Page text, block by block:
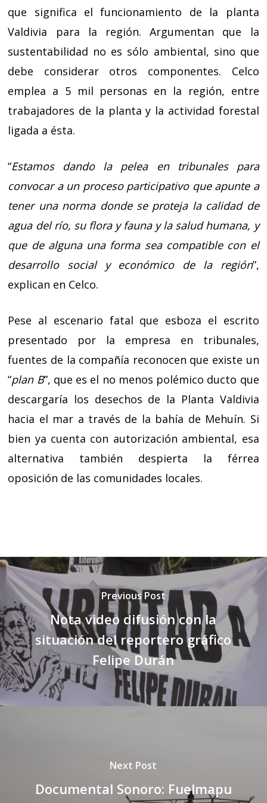
que significa el funcionamiento de la planta
Valdivia para la región. Argumentan que la
sustentabilidad no es sólo ambiental, sino que
debe considerar otros componentes. Celco
emplea a 5 mil personas en la región, entre
trabajadores de la planta y la actividad forestal
ligada a ésta.
“Estamos dando la pelea en tribunales para
convocar a un proceso participativo que apunte a
tener una norma donde se proteja la calidad de
agua del río, su flora y fauna y la salud humana, y
que de alguna una forma sea compatible con el
desarrollo social y económico de la región”,
explican en Celco.
Pese al escenario fatal que esboza el escrito
presentado por la empresa en tribunales,
fuentes de la compañía reconocen que existe un
“plan B”, que es el no menos polémico ducto que
descargaría los desechos de la Planta Valdivia
hacia el mar a través de la bahía de Mehuín. Si
bien ya cuenta con autorización ambiental, esa
alternativa también despierta la férrea
oposición de las comunidades locales.
Previous Post
Nota video difusión con la
situación del reportero gráfico
Felipe Durán
Next Post
Documental Sonoro: Fuelmapu